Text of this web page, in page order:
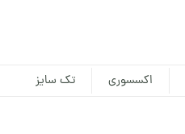
اکسسوری تک سایز